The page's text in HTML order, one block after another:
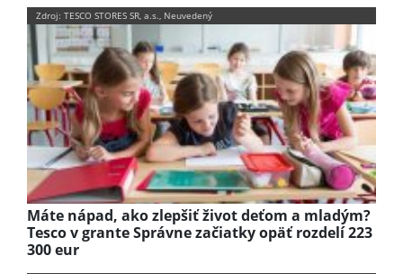
Zdroj: TESCO STORES SR, a.s., Neuvedený
Máte nápad, ako zlepšiť život deťom a mladým?
Tesco v grante Správne začiatky opäť rozdelí 223
300 eur